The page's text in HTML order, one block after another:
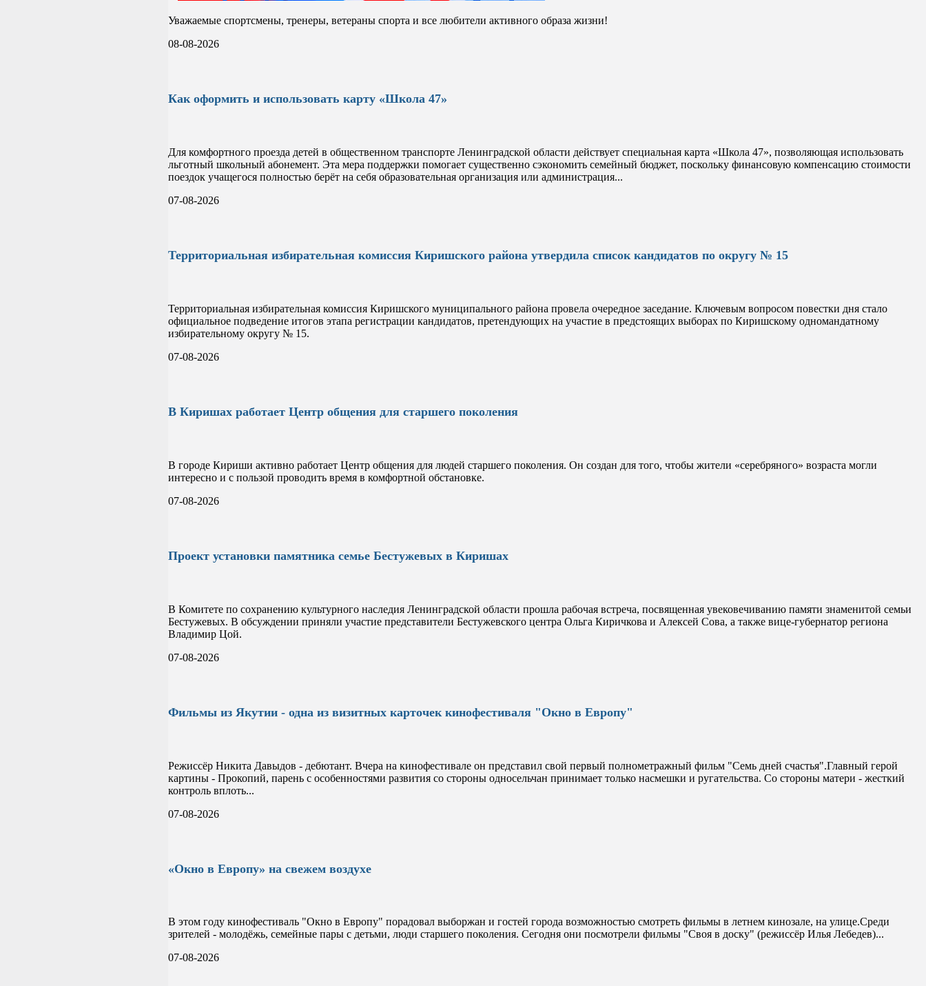
Уважаемые спортсмены, тренеры, ветераны спорта и все любители активного образа жизни!
08-08-2026
Как оформить и использовать карту «Школа 47»
Для комфортного проезда детей в общественном транспорте Ленинградской области действует специальная карта «Школа 47», позволяющая использовать
льготный школьный абонемент. Эта мера поддержки помогает существенно сэкономить семейный бюджет, поскольку финансовую компенсацию стоимости
поездок учащегося полностью берёт на себя образовательная организация или администрация...
07-08-2026
Территориальная избирательная комиссия Киришского района утвердила список кандидатов по округу № 15
Территориальная избирательная комиссия Киришского муниципального района провела очередное заседание. Ключевым вопросом повестки дня стало
официальное подведение итогов этапа регистрации кандидатов, претендующих на участие в предстоящих выборах по Киришскому одномандатному
избирательному округу № 15.
07-08-2026
В Киришах работает Центр общения для старшего поколения
В городе Кириши активно работает Центр общения для людей старшего поколения. Он создан для того, чтобы жители «серебряного» возраста могли
интересно и с пользой проводить время в комфортной обстановке.
07-08-2026
Проект установки памятника семье Бестужевых в Киришах
В Комитете по сохранению культурного наследия Ленинградской области прошла рабочая встреча, посвященная увековечиванию памяти знаменитой семьи
Бестужевых. В обсуждении приняли участие представители Бестужевского центра Ольга Киричкова и Алексей Сова, а также вице-губернатор региона
Владимир Цой.
07-08-2026
Фильмы из Якутии - одна из визитных карточек кинофестиваля "Окно в Европу"
Режиссёр Никита Давыдов - дебютант. Вчера на кинофестивале он представил свой первый полнометражный фильм "Семь дней счастья".Главный герой
картины - Прокопий, парень с особенностями развития со стороны односельчан принимает только насмешки и ругательства. Со стороны матери - жесткий
контроль вплоть...
07-08-2026
«Окно в Европу» на свежем воздухе
В этом году кинофестиваль "Окно в Европу" порадовал выборжан и гостей города возможностью смотреть фильмы в летнем кинозале, на улице.Среди
зрителей - молодёжь, семейные пары с детьми, люди старшего поколения. Сегодня они посмотрели фильмы "Своя в доску" (режиссёр Илья Лебедев)...
07-08-2026